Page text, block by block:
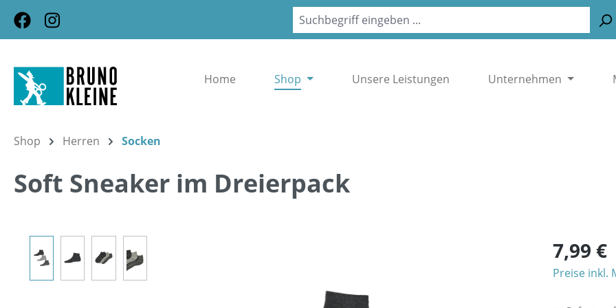
Hauptinhalt springen
Zur Suche springen
Zur Hauptnavigation springen
Home Shop Unsere Leistungen Unternehmen
Shop Herren Socken
Soft Sneaker im Dreierpack
7,99 €
Preise inkl.